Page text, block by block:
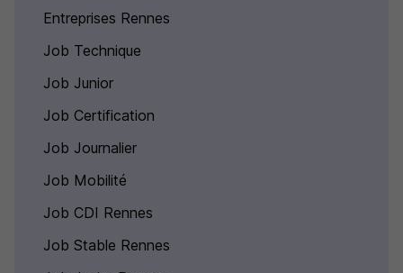
Entreprises Rennes
Job Technique
Job Junior
Job Certification
Job Journalier
Job Mobilité
Job CDI Rennes
Job Stable Rennes